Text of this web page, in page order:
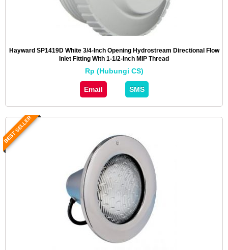
Hayward SP1419D White 3/4-Inch Opening Hydrostream Directional Flow
Inlet Fitting With 1-1/2-Inch MIP Thread
Rp (Hubungi CS)
Email SMS
BEST SELLER